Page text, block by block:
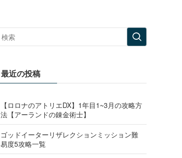
最近の投稿
【ロロナのアトリエDX】1年目1~3月の攻略方
法【アーランドの錬金術士】
ゴッドイーターリザレクションミッション難
易度5攻略一覧